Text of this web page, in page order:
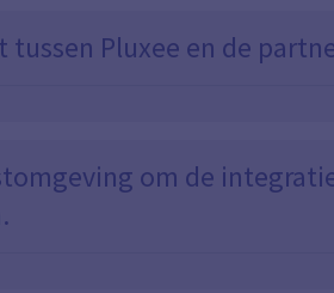
Pluxee en de
om de